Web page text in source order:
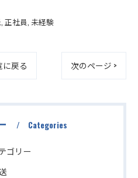
正社員 未経験
に戻る 次のページ >
Categories
ゴリー